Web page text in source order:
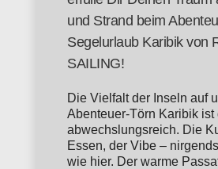
und Strand beim
Segelurlaub Karibik von
SAILING!
Die Vielfalt der Inseln auf
Abenteuer-Törn Karibik ist
abwechslungsreich. Die
Essen, der Vibe –
wie hier. Der warme